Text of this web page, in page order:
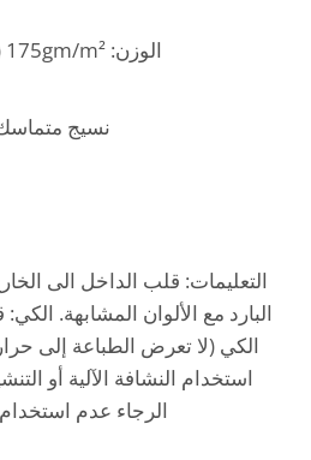
الوزن: 175gm/m² (أبيض) 150gm/m² (ملون).
نسيج
التعليمات: قلب الداخل الى
البارد مع الألوان المشابهة.
الكي (لا تعرض الطباعة إلى
استخدام النشافة الآلية أو
الرجاء عدم